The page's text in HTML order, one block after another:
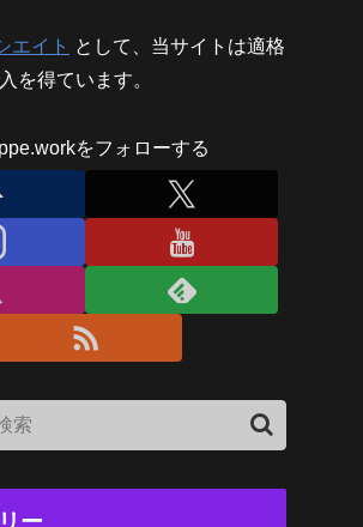
エイト として、当サイトは適格
を得ています。
をフォローする